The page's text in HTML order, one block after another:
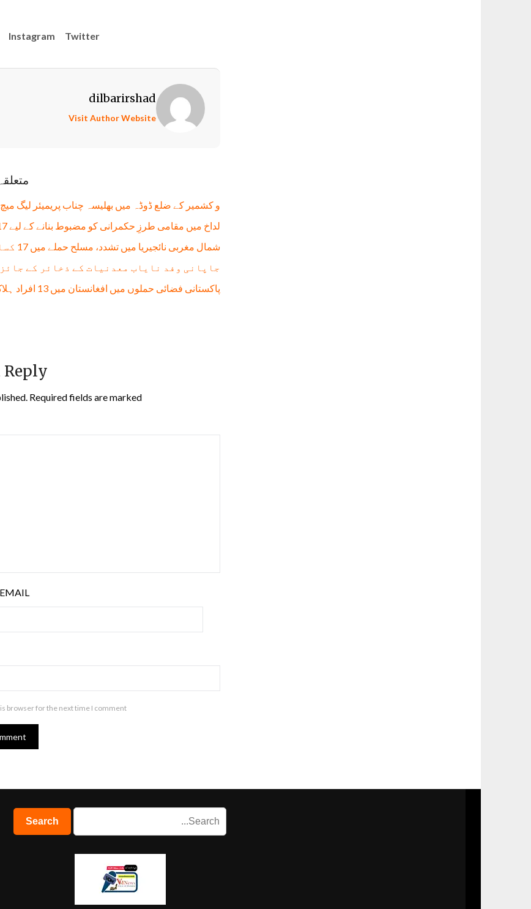
Instagram Twitter
dilbarirshad
Visit Author Website
و کشمیر کے ضلع ڈوڈہ میں بھلیسہ چناب پریمیئر لیگ
لداخ میں مقامی طرزِ حکمرانی کو مضبوط بنانے کے لیے 17 نئی تحصیلیں قائم
شمال مغربی نائجیریا میں تشدد، مسلح حملے میں 17 کسان ہلاک، 13 زخمی
جاپانی وفد نایاب معدنیات کے ذخائر کے
پاکستانی فضائی حملوں میں افغانستان میں 13 افراد ہلاک، جن میں 11 بچے شامل: طالبان حکومت
Reply
Required fields are marked
EMAIL
browser for the next time I comment.